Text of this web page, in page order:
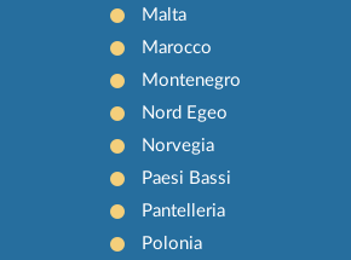
Malta
Marocco
Montenegro
Nord Egeo
Norvegia
Paesi Bassi
Pantelleria
Polonia